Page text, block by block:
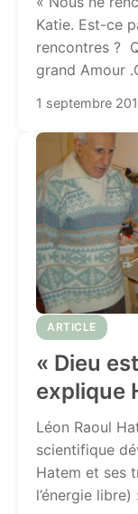
Katie. Est-ce
rencontres ?
grand Amour
1 septembre
ARTICLE
« Dieu
explique
Léon Raoul
scientifique
Hatem et ses
l’énergie